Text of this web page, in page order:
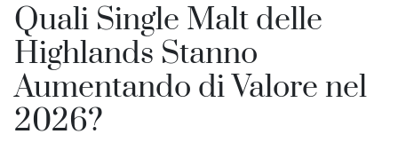
Quali Single Malt delle
Highlands Stanno
Aumentando di Valore nel
2026?